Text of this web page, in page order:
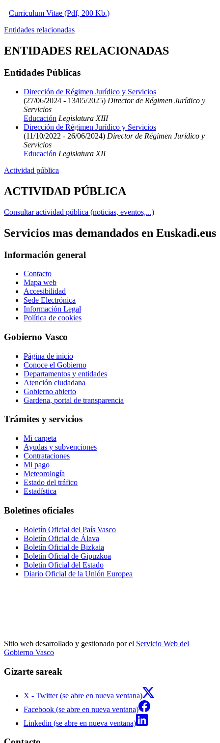
Curriculum Vitae (Pdf, 200 Kb.)
Entidades relacionadas
ENTIDADES RELACIONADAS
Entidades Públicas
Dirección de Régimen Jurídico y Servicios
(27/06/2024 - 13/05/2025) Director de Régimen Jurídico y
Servicios
Educación Legislatura XIII
Dirección de Régimen Jurídico y Servicios
(11/10/2022 - 26/06/2024) Director de Régimen Jurídico y
Servicios
Educación Legislatura XII
Actividad pública
ACTIVIDAD PÚBLICA
Consultar actividad pública (noticias, eventos,...)
Servicios mas demandados en Euskadi.eus
Información general
Contacto
Mapa web
Accesibilidad
Sede Electrónica
Información Legal
Política de cookies
Gobierno Vasco
Página de inicio
Conoce el Gobierno
Departamentos y entidades
Atención ciudadana
Gobierno abierto
Gardena, portal de transparencia
Trámites y servicios
Mi carpeta
Ayudas y subvenciones
Contrataciones
Mi pago
Meteorología
Estado del tráfico
Estadística
Boletines oficiales
Boletín Oficial del País Vasco
Boletín Oficial de Álava
Boletín Oficial de Bizkaia
Boletín Oficial de Gipuzkoa
Boletín Oficial del Estado
Diario Oficial de la Unión Europea
Sitio web desarrollado y gestionado por el Servicio Web del
Gobierno Vasco
Gizarte sareak
X - Twitter (se abre en nueva ventana)
Facebook (se abre en nueva ventana)
Linkedin (se abre en nueva ventana)